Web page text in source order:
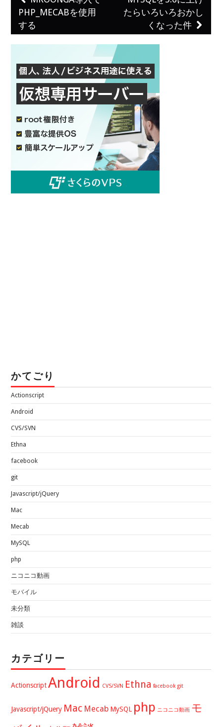
Post navigation
PHP_MECABを使用
する
たらいろいろおかし
くなった件
かてごり
Actionscript
Android
CVS/SVN
Ethna
facebook
git
Javascript/jQuery
Mac
Mecab
MySQL
php
ニコニコ動画
モバイル
未分類
雑談
カテゴリー
Actionscript Android CVS/SVN Ethna facebook git
Javascript/jQuery Mac Mecab MySQL php ニコニコ動画 モ